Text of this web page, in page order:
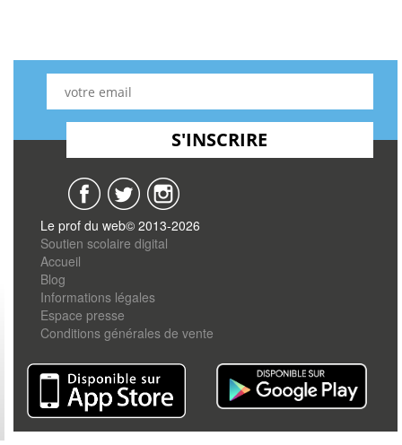
Le prof du web© 2013-2026
Soutien scolaire digital
Accueil
Blog
Informations légales
Espace presse
Conditions générales de vente